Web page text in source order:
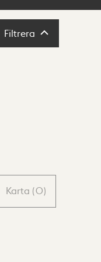
Filtrera Filtrera
Karta (0)